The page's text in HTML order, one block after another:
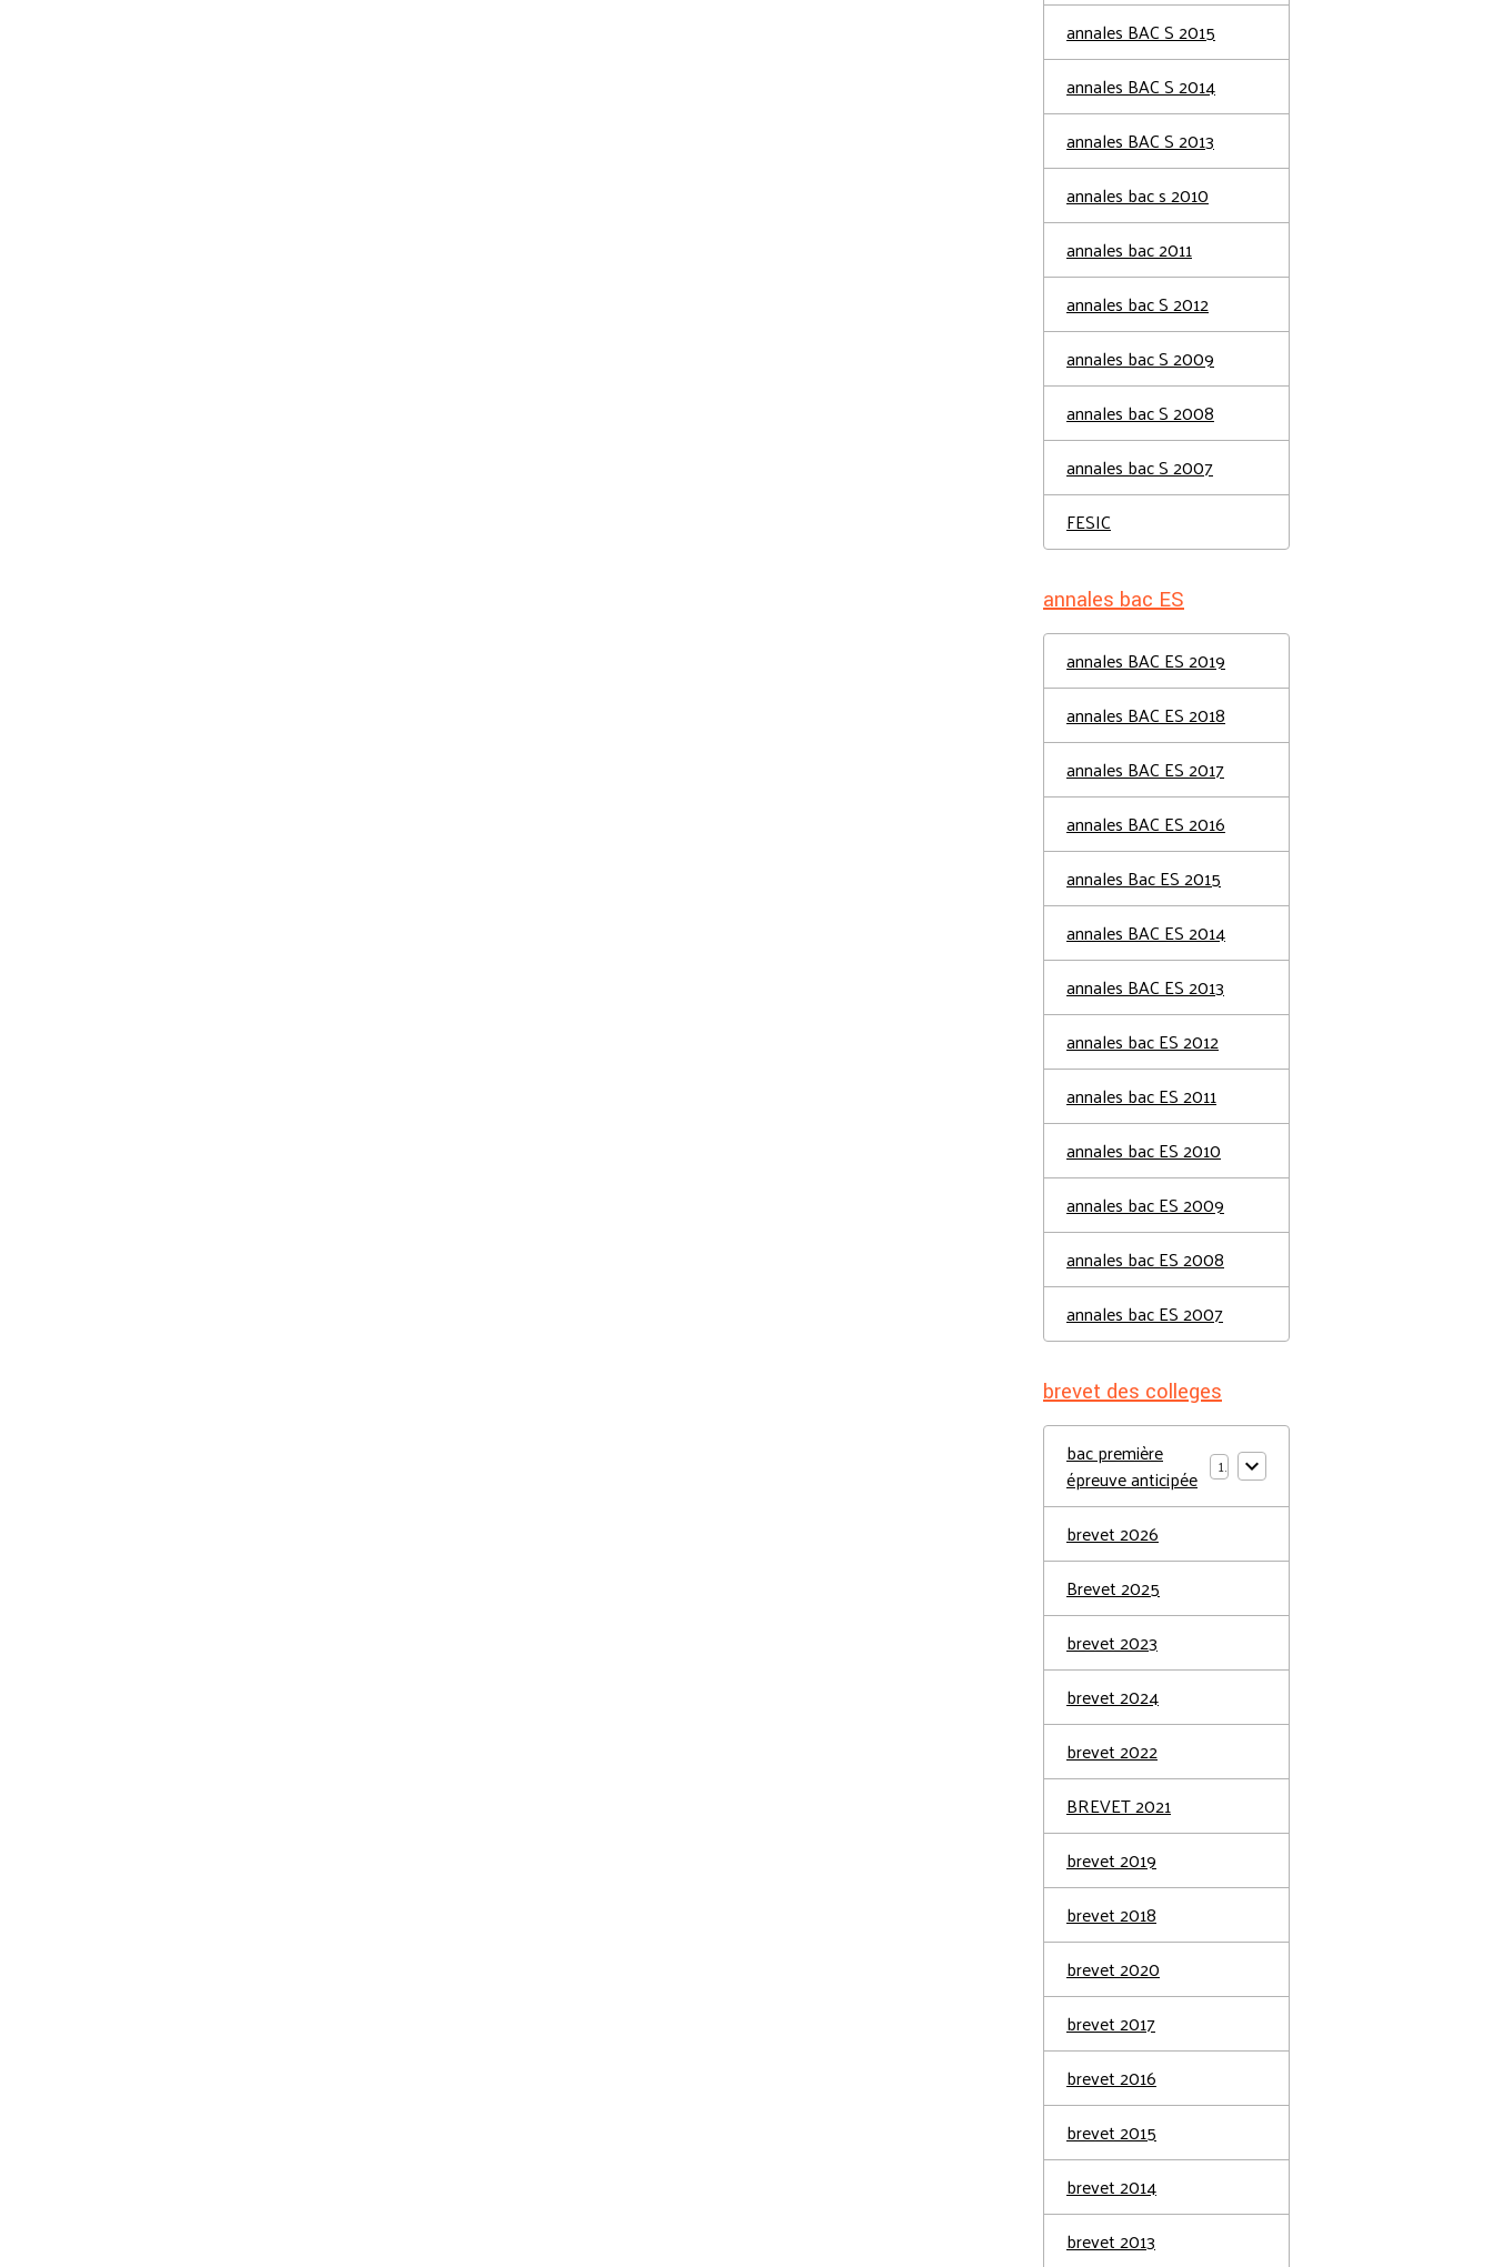
annales BAC S 2015
annales BAC S 2014
annales BAC S 2013
annales bac s 2010
annales bac 2011
annales bac S 2012
annales bac S 2009
annales bac S 2008
annales bac S 2007
FESIC
annales bac ES
annales BAC ES 2019
annales BAC ES 2018
annales BAC ES 2017
annales BAC ES 2016
annales Bac ES 2015
annales BAC ES 2014
annales BAC ES 2013
annales bac ES 2012
annales bac ES 2011
annales bac ES 2010
annales bac ES 2009
annales bac ES 2008
annales bac ES 2007
brevet des colleges
bac première
épreuve anticipée
1
brevet 2026
Brevet 2025
brevet 2023
brevet 2024
brevet 2022
BREVET 2021
brevet 2019
brevet 2018
brevet 2020
brevet 2017
brevet 2016
brevet 2015
brevet 2014
brevet 2013